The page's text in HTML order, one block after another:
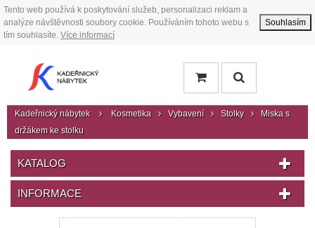
Tento web používá k poskytování služeb, personalizaci reklam a
analýze návštěvnosti soubory cookie. Používáním tohoto webu s
tím souhlasíte. Více informací
Souhlasím
Kadeřnický nábytek Kosmetika Vybavení Stolky
Miska s
držákem ke stolku
KATALOG
INFORMACE